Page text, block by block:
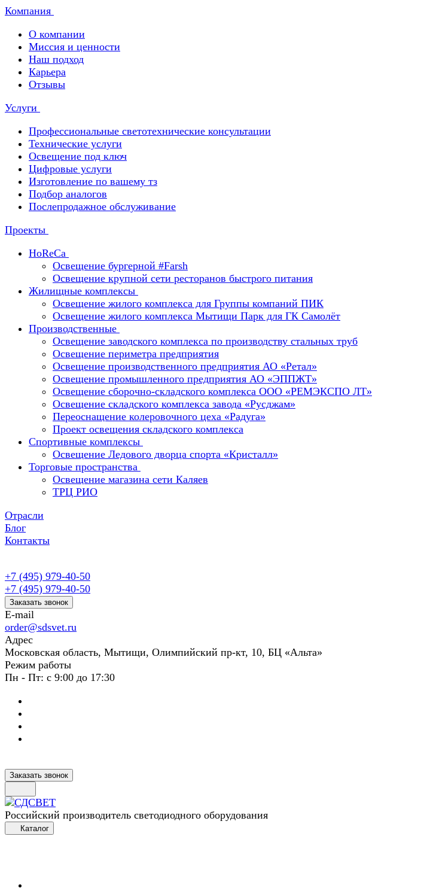
Компания
О компании
Миссия и ценности
Наш подход
Карьера
Отзывы
Услуги
Профессиональные светотехнические консультации
Технические услуги
Освещение под ключ
Цифровые услуги
Изготовление по вашему тз
Подбор аналогов
Послепродажное обслуживание
Проекты
HoReCa
Освещение бургерной #Farsh
Освещение крупной сети ресторанов быстрого питания
Жилищные комплексы
Освещение жилого комплекса для Группы компаний ПИК
Освещение жилого комплекса Мытищи Парк для ГК Самолёт
Производственные
Освещение заводского комплекса по производству стальных труб
Освещение периметра предприятия
Освещение производственного предприятия АО «Ретал»
Освещение промышленного предприятия АО «ЭППЖТ»
Освещение сборочно-складского комплекса ООО «РЕМЭКСПО ЛТ»
Освещение складского комплекса завода «Русджам»
Переоснащение колеровочного цеха «Радуга»
Проект освещения складского комплекса
Спортивные комплексы
Освещение Ледового дворца спорта «Кристалл»
Торговые пространства
Освещение магазина сети Каляев
ТРЦ РИО
Отрасли
Блог
Контакты
+7 (495) 979-40-50
+7 (495) 979-40-50
Заказать звонок
E-mail
order@sdsvet.ru
Адрес
Московская область, Мытищи, Олимпийский пр-кт, 10, БЦ «Альта»
Режим работы
Пн - Пт: с 9:00 до 17:30
Заказать звонок
Российский производитель светодиодного оборудования
Каталог